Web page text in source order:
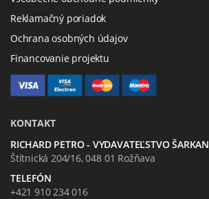
Reklamačný poriadok
Ochrana osobných údajov
Financovanie projektu
KONTAKT
RICHARD PETRO - VYDAVATEĽSTVO ŠARKAN
Štítnická 204/16, 048 01 Rožňava
TELEFÓN
+421 910 234 016